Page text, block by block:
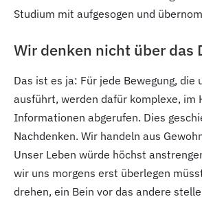
Studium mit aufgesogen und
Wir denken nicht über das
Das ist es ja: Für jede Bewegung, die
ausführt, werden dafür komplexe, im
Informationen abgerufen. Dies
Nachdenken. Wir handeln aus
Unser Leben würde höchst
wir uns morgens erst überlegen
drehen, ein Bein vor das andere